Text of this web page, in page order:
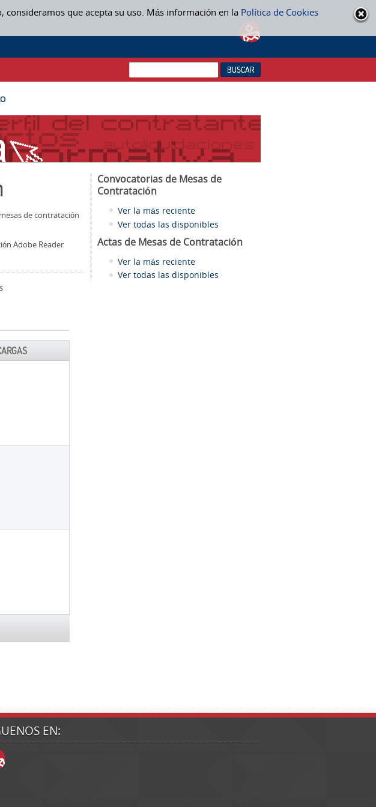
que acepta su uso. Más información en la Política de Cookies
de contratación
Adobe Reader
Convocatorias de Mesas de
Contratación
Ver la más reciente
Ver todas las disponibles
Actas de Mesas de Contratación
Ver la más reciente
Ver todas las disponibles
EN: